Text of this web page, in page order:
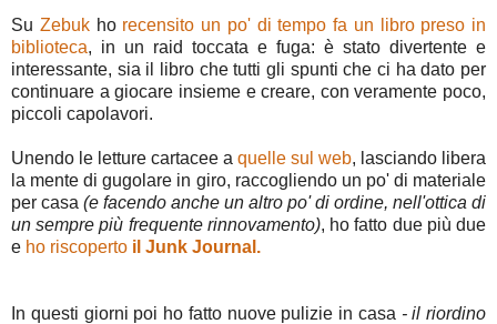
Su Zebukho recensito un po' di tempo fa un libro preso in
biblioteca, in un raid toccata e fuga: è stato divertente e
interessante, sia il libro che tutti gli spunti che ci ha dato per
continuare a giocare insieme e creare, con veramente poco,
piccoli capolavori.
Unendo le letture cartacee a quelle sul web, lasciando libera
la mente di gugolare in giro, raccogliendo un po' di materiale
per casa (e facendo anche un altro po' di ordine, nell'ottica di
un sempre più frequente rinnovamento), ho fatto due più due
e ho riscoperto il Junk Journal.
In questi giorni poi ho fatto nuove pulizie in casa - il riordino